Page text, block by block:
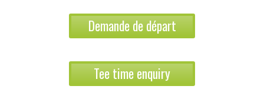
Demande de départ
Tee time enquiry